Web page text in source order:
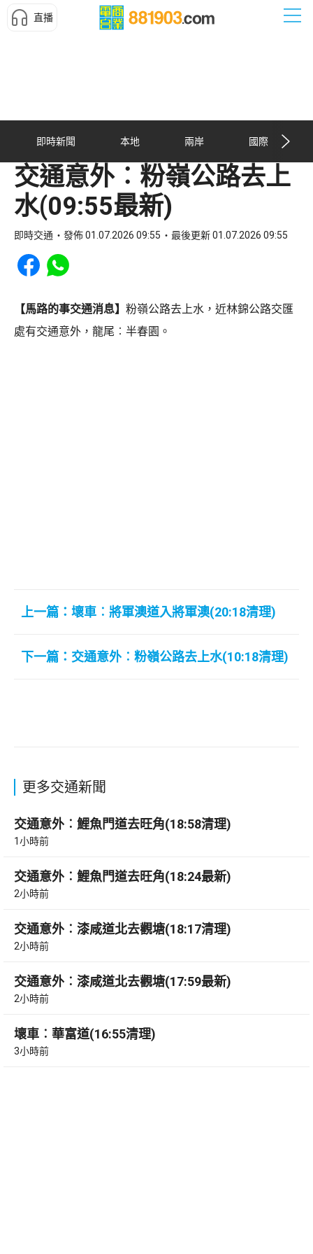
直播
即時新聞 本地 兩岸 國際
交通意外︰粉嶺公路去上
水(09:55最新)
即時交通 發佈 01.07.2026 09:55 最後更新 01.07.2026 09:55
Share to Facebook
Share to WhatsApp
【馬路的事交通消息】 粉嶺公路去上水，近林錦公路交匯
處有交通意外，龍尾︰半春園。
上一篇：壞車︰將軍澳道入將軍澳(20:18清理)
下一篇：交通意外︰粉嶺公路去上水(10:18清理)
更多交通新聞
交通意外︰鯉魚門道去旺角(18:58清理)
1小時前
交通意外︰鯉魚門道去旺角(18:24最新)
2小時前
交通意外︰漆咸道北去觀塘(18:17清理)
2小時前
交通意外︰漆咸道北去觀塘(17:59最新)
2小時前
壞車︰華富道(16:55清理)
3小時前